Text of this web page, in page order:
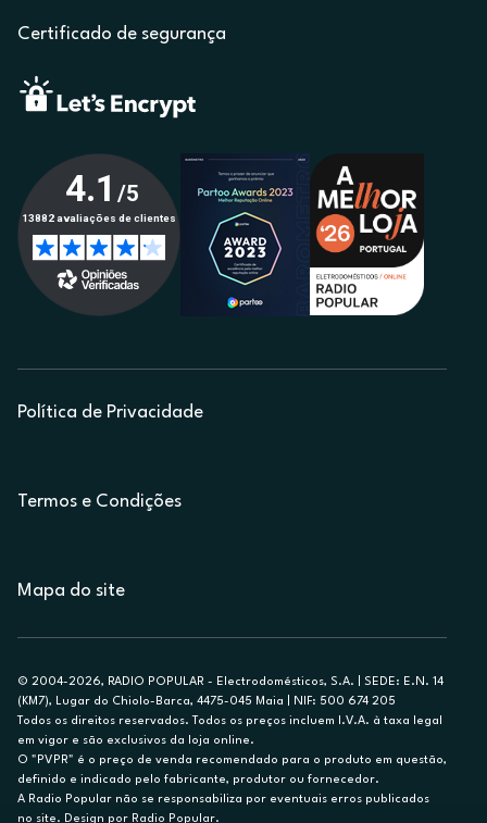
Certificado de segurança
Política de Privacidade
Termos e Condições
Mapa do site
© 2004-2026, RADIO POPULAR - Electrodomésticos, S.A. | SEDE: E.N. 14
(KM7), Lugar do Chiolo-Barca, 4475-045 Maia | NIF: 500 674 205
Todos os direitos reservados. Todos os preços incluem I.V.A. à taxa legal
em vigor e são exclusivos da loja online.
O "PVPR" é o preço de venda recomendado para o produto em questão,
definido e indicado pelo fabricante, produtor ou fornecedor.
A Radio Popular não se responsabiliza por eventuais erros publicados
no site. Design por Radio Popular.